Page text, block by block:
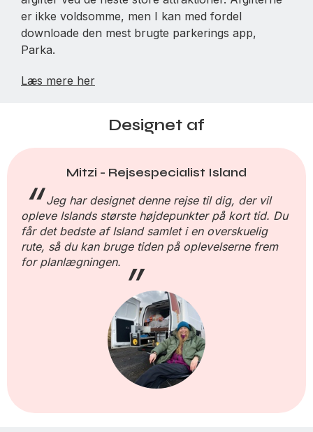
er ikke voldsomme, men I kan med fordel
downloade den mest brugte parkerings app,
Parka.
Læs mere her
Designet af
Mitzi - Rejsespecialist Island
Jeg har designet denne rejse til dig, der vil
opleve Islands største højdepunkter på kort tid. Du
får det bedste af Island samlet i en overskuelig
rute, så du kan bruge tiden på oplevelserne frem
for planlægningen.